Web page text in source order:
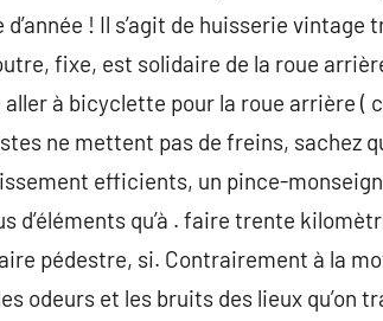
! Il s’agit de huisserie vintage
fixe, est solidaire de la roue
à bicyclette pour la roue arrière (
ne mettent pas de freins, sachez
efficients, un pince-
qu’à . faire trente
pédestre, si. Contrairement à la
odeurs et les bruits des lieux qu’on